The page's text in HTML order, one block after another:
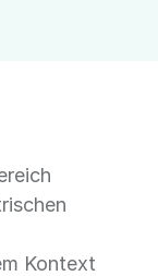
Kontext